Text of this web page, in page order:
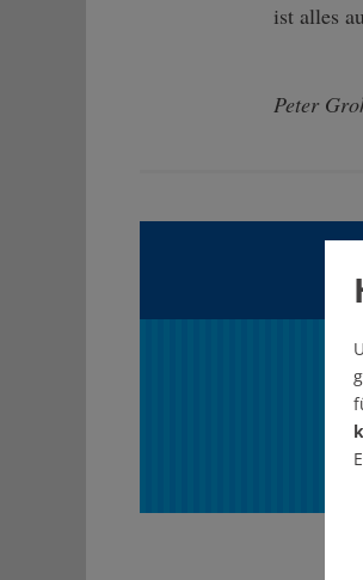
ist alles
Peter